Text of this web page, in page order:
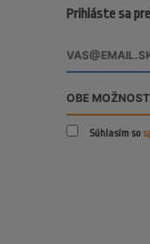
Prihláste sa
Súhlasím so